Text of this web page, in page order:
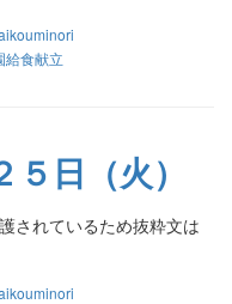
給食献立
日（火）
されているため抜粋文は